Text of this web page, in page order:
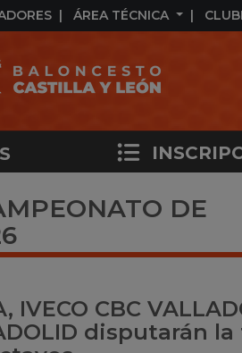
ÁREA TÉCNICA
DE
IVECO CBC
disputarán la